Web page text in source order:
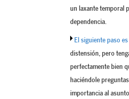
un laxante temporal
dependencia.
El siguiente paso
distensión, pero
perfectamente bien
haciéndole
importancia al